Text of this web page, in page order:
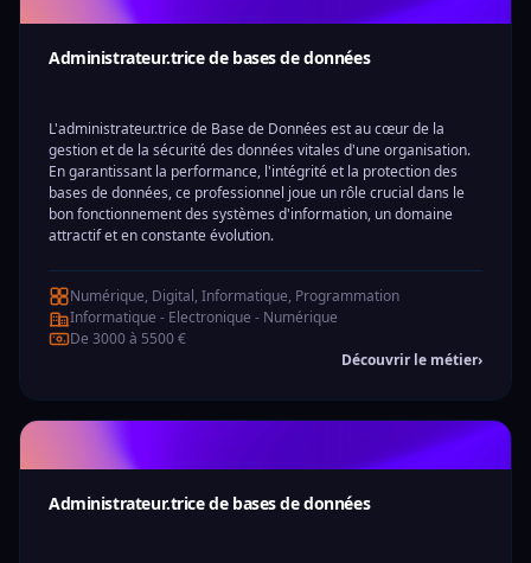
Administrateur.trice de bases de données
L'administrateur.trice de Base de Données est au cœur de la
gestion et de la sécurité des données vitales d'une organisation.
En garantissant la performance, l'intégrité et la protection des
bases de données, ce professionnel joue un rôle crucial dans le
bon fonctionnement des systèmes d'information, un domaine
attractif et en constante évolution.
Numérique, Digital, Informatique, Programmation
Informatique - Electronique - Numérique
De 3000 à 5500 €
Découvrir le métier›
Administrateur.trice de bases de données